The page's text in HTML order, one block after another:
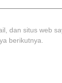
dan situs web
berikutnya.